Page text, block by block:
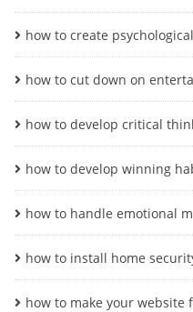
how to create
how to cut down on
how to develop critical
how to develop winning
how to handle emotional
how to install home
how to make your website